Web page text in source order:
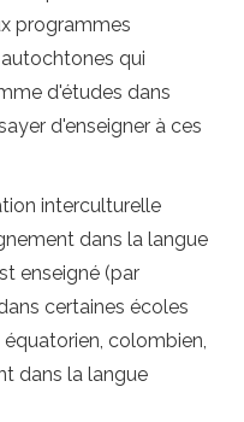
programmes
qui
d'études dans
d'enseigner à ces
interculturelle
dans la langue
enseigné (par
certaines écoles
colombien,
dans la langue